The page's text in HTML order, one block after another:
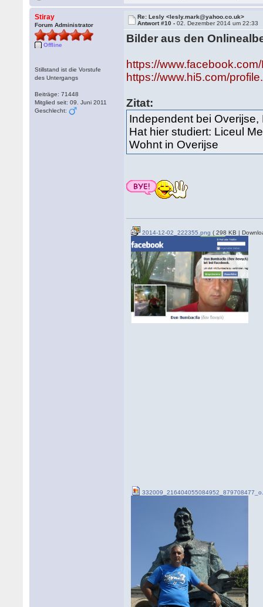
Stiray
Forum Administrator
Offline
Stillstand ist die Vorstufe
des Untergangs
Beiträge: 71448
Mitglied seit: 09. Juni 2011
Geschlecht:
Re: Lesly <lesly.mark@yahoo.co.uk>
Antwort #10 -02. Dezember 2014 um 22:33
Bilder aus den
https://
https://www.hi5.com/
Zitat:
Independent bei
Hat hier studiert: Liceul
Wohnt in Overijse
2014-12-02_222355.png ( 298 KB |